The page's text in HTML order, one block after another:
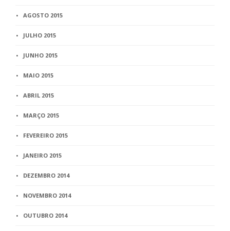
AGOSTO 2015
JULHO 2015
JUNHO 2015
MAIO 2015
ABRIL 2015
MARÇO 2015
FEVEREIRO 2015
JANEIRO 2015
DEZEMBRO 2014
NOVEMBRO 2014
OUTUBRO 2014